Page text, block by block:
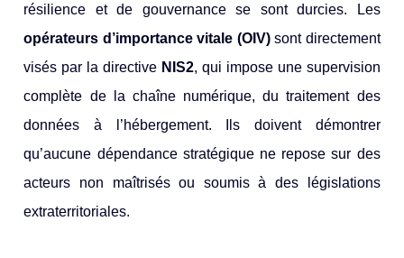
résilience et de gouvernance se sont durcies. Les
opérateurs d’importance vitale (OIV)sont directement
visés par la directive NIS2, qui impose une supervision
complète de la chaîne numérique, du traitement des
données à l’hébergement. Ils doivent démontrer
qu’aucune dépendance stratégique ne repose sur des
acteurs non maîtrisés ou soumis à des législations
extraterritoriales.